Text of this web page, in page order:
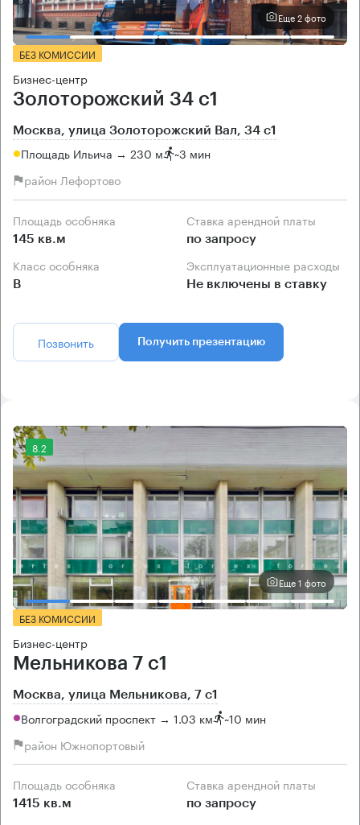
Еще 2 фото
БЕЗ КОМИССИИ
Бизнес-центр
Золоторожский 34 с1
Москва, улица Золоторожский Вал, 34 с1
Площадь Ильича → 230 м ~3 мин
район Лефортово
Площадь особняка
145 кв.м
Ставка арендной платы
по запросу
Класс особняка
B
Эксплуатационные расходы
Не включены в ставку
Позвонить Получить презентацию
8.2
Еще 1 фото
БЕЗ КОМИССИИ
Бизнес-центр
Мельникова 7 с1
Москва, улица Мельникова, 7 с1
Волгоградский проспект → 1.03 км ~10 мин
район Южнопортовый
Площадь особняка
1415 кв.м
Ставка арендной платы
по запросу